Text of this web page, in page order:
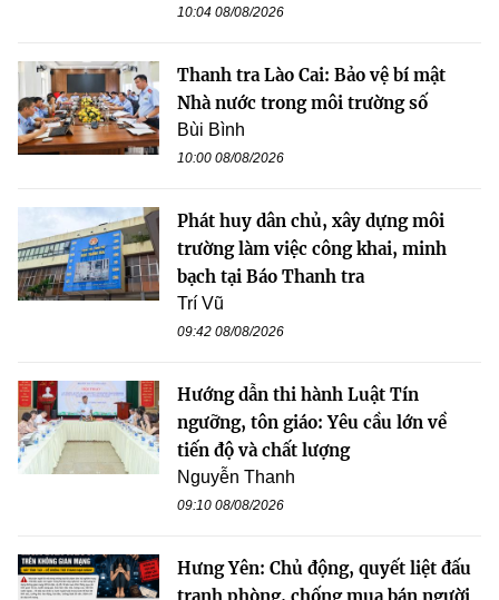
10:04 08/08/2026
Thanh tra Lào Cai: Bảo vệ bí mật
Nhà nước trong môi trường số
Bùi Bình
10:00 08/08/2026
Phát huy dân chủ, xây dựng môi
trường làm việc công khai, minh
bạch tại Báo Thanh tra
Trí Vũ
09:42 08/08/2026
Hướng dẫn thi hành Luật Tín
ngưỡng, tôn giáo: Yêu cầu lớn về
tiến độ và chất lượng
Nguyễn Thanh
09:10 08/08/2026
Hưng Yên: Chủ động, quyết liệt đấu
tranh phòng, chống mua bán người